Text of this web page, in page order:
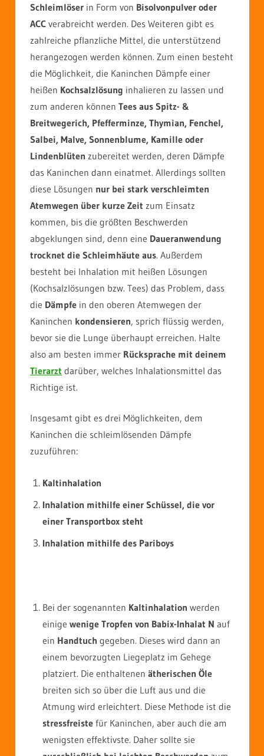
Schleimlöser in Form von Bisolvonpulver oder
ACC verabreicht werden. Des Weiteren gibt es
zahlreiche pflanzliche Mittel, die unterstützend
herangezogen werden können. Zum einen besteht
die Möglichkeit, die Kaninchen Dämpfe einer
heißen Kochsalzlösung inhalieren zu lassen und
zum anderen können Tees aus Spitz- &
Breitwegerich, Pfefferminze, Thymian, Fenchel,
Salbei, Malve, Sonnenblume, Kamille oder
Lindenblüten zubereitet werden, deren Dämpfe
das Kaninchen dann einatmet. Allerdings sollten
diese Lösungen nur bei stark verschleimten
Atemwegen über kurze Zeit zum Einsatz
kommen, bis die größten Beschwerden
abgeklungen sind, denn eine Daueranwendung
trocknet die Schleimhäute aus. Außerdem
besteht bei Inhalation mit heißen Lösungen
(Kochsalzlösungen bzw. Tees) das Problem, dass
die Dämpfe in den oberen Atemwegen der
Kaninchen kondensieren, sprich flüssig werden,
bevor sie die Lunge überhaupt erreichen. Halte
also am besten immer Rücksprache mit deinem
Tierarzt darüber, welches Inhalationsmittel das
Richtige ist.
Insgesamt gibt es drei Möglichkeiten, dem
Kaninchen die schleimlösenden Dämpfe
zuzuführen:
Kaltinhalation
Inhalation mithilfe einer Schüssel, die vor
einer Transportbox steht
Inhalation mithilfe des Pariboys
Bei der sogenannten Kaltinhalation werden
einigewenige Tropfen von Babix-Inhalat N auf
ein Handtuch gegeben. Dieses wird dann an
einem bevorzugten Liegeplatz im Gehege
platziert. Die enthaltenenätherischen Öle
breiten sich so über die Luft aus und die
Atmung wird erleichtert. Diese Methode ist die
stressfreiste für Kaninchen, aber auch die am
wenigsten effektivste. Daher sollte sie